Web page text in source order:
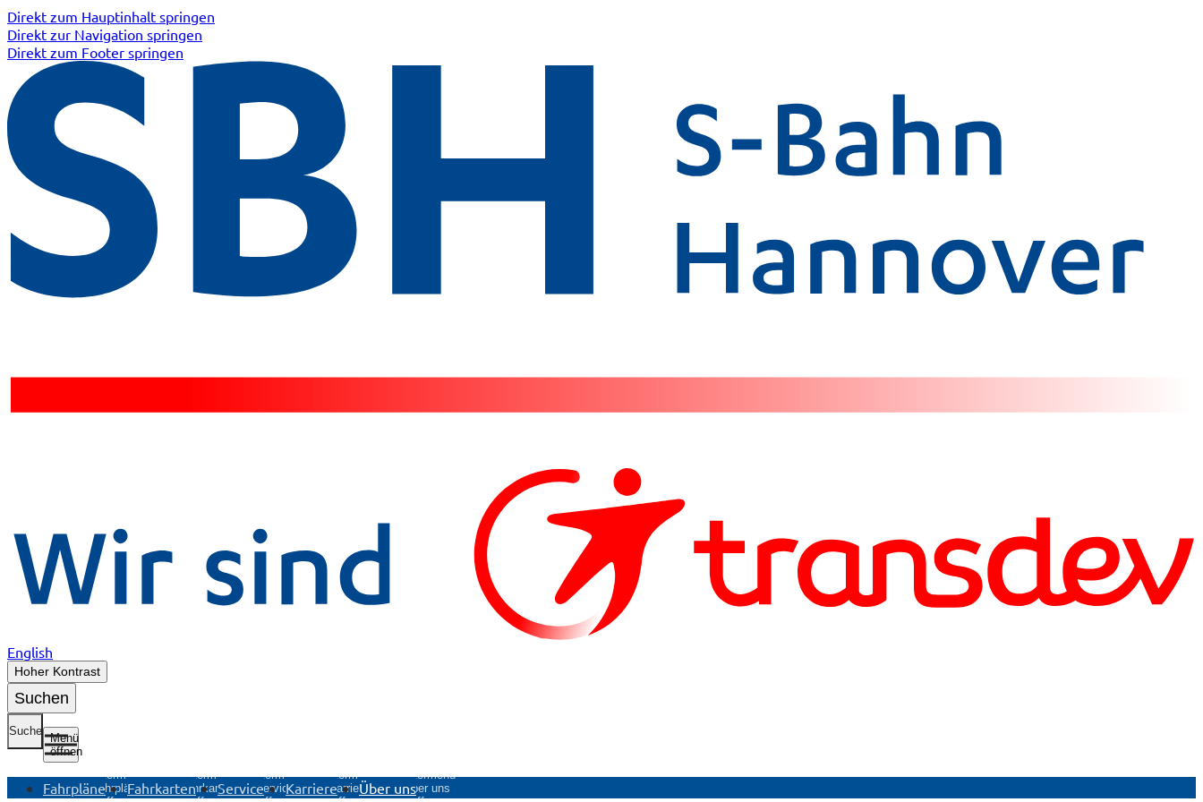
Direkt zum Hauptinhalt springen
Direkt zur Navigation springen
Direkt zum Footer springen
English
Hoher Kontrast
Suchen
Suche
Menü
öffnen
Fahrpläne
Untermenü
FahrpläneFahrkarten
Untermenü
FahrkartenService
Untermenü
ServiceKarriere
Untermenü
KarriereÜber uns
Untermenü
Über uns